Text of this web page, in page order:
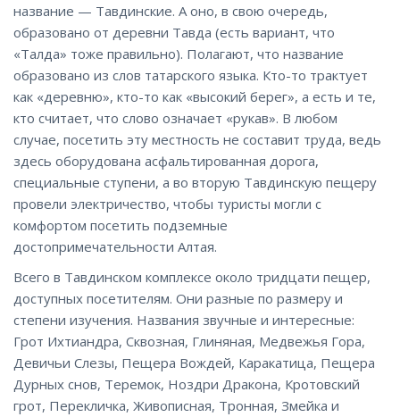
название — Тавдинские. А оно, в свою очередь,
образовано от деревни Тавда (есть вариант, что
«Талда» тоже правильно). Полагают, что название
образовано из слов татарского языка. Кто-то трактует
как «деревню», кто-то как «высокий берег», а есть и те,
кто считает, что слово означает «рукав». В любом
случае, посетить эту местность не составит труда, ведь
здесь оборудована асфальтированная дорога,
специальные ступени, а во вторую Тавдинскую пещеру
провели электричество, чтобы туристы могли с
комфортом посетить подземные
достопримечательности Алтая.
Всего в Тавдинском комплексе около тридцати пещер,
доступных посетителям. Они разные по размеру и
степени изучения. Названия звучные и интересные:
Грот Ихтиандра, Сквозная, Глиняная, Медвежья Гора,
Девичьи Слезы, Пещера Вождей, Каракатица, Пещера
Дурных снов, Теремок, Ноздри Дракона, Кротовский
грот, Перекличка, Живописная, Тронная, Змейка и